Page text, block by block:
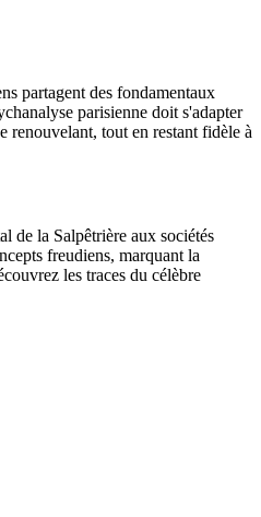
partagent des fondamentaux
parisienne doit s'adapter
renouvelant, tout en restant fidèle à
de la Salpêtrière aux sociétés
freudiens, marquant la
les traces du célèbre